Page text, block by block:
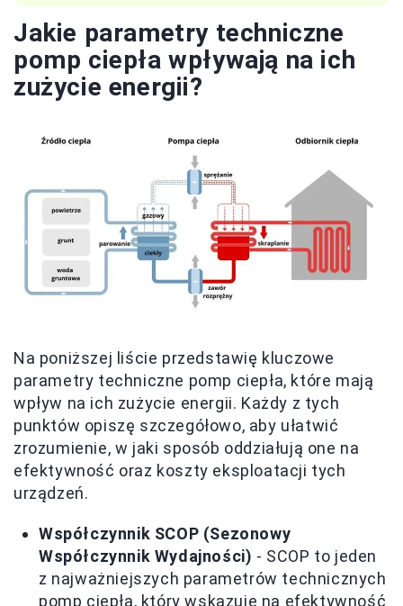
Jakie parametry techniczne
pomp ciepła wpływają na ich
zużycie energii?
Na poniższej liście przedstawię kluczowe
parametry techniczne pomp ciepła, które mają
wpływ na ich zużycie energii. Każdy z tych
punktów opiszę szczegółowo, aby ułatwić
zrozumienie, w jaki sposób oddziałują one na
efektywność oraz koszty eksploatacji tych
urządzeń.
Współczynnik SCOP (Sezonowy
Współczynnik Wydajności) - SCOP to jeden
z najważniejszych parametrów technicznych
pomp ciepła, który wskazuje na efektywność